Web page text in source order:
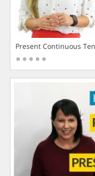
Present Continuous